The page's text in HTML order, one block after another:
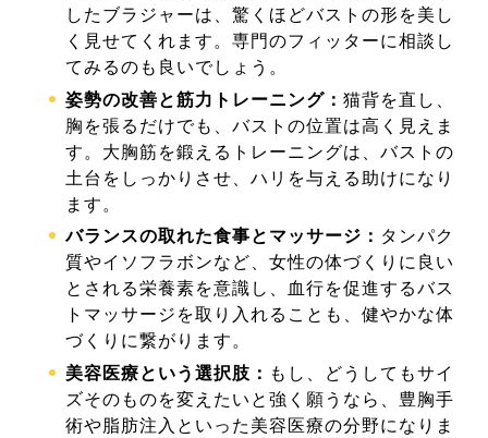
したブラジャーは、驚くほどバストの形を美し
く見せてくれます。専門のフィッターに相談し
てみるのも良いでしょう。
姿勢の改善と筋力トレーニング： 猫背を直し、
胸を張るだけでも、バストの位置は高く見えま
す。大胸筋を鍛えるトレーニングは、バストの
土台をしっかりさせ、ハリを与える助けになり
ます。
バランスの取れた食事とマッサージ： タンパク
質やイソフラボンなど、女性の体づくりに良い
とされる栄養素を意識し、血行を促進するバス
トマッサージを取り入れることも、健やかな体
づくりに繋がります。
美容医療という選択肢： もし、どうしてもサイ
ズそのものを変えたいと強く願うなら、豊胸手
術や脂肪注入といった美容医療の分野になりま